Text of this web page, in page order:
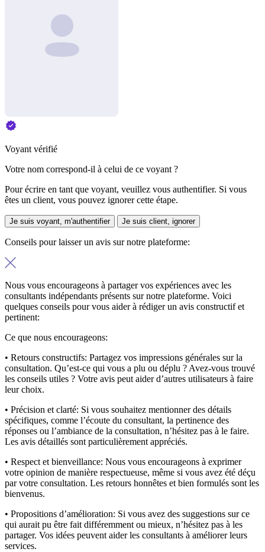
Voyant vérifié
Votre nom correspond-il à celui de ce voyant ?
Pour écrire en tant que voyant, veuillez vous authentifier. Si vous
êtes un client, vous pouvez ignorer cette étape.
Je suis voyant, m'authentifier Je suis client, ignorer
Conseils pour laisser un avis sur notre plateforme:
Nous vous encourageons à partager vos expériences avec les
consultants indépendants présents sur notre plateforme. Voici
quelques conseils pour vous aider à rédiger un avis constructif et
pertinent:
Ce que nous encourageons:
• Retours constructifs: Partagez vos impressions générales sur la
consultation. Qu’est-ce qui vous a plu ou déplu ? Avez-vous trouvé
les conseils utiles ? Votre avis peut aider d’autres utilisateurs à faire
leur choix.
• Précision et clarté: Si vous souhaitez mentionner des détails
spécifiques, comme l’écoute du consultant, la pertinence des
réponses ou l’ambiance de la consultation, n’hésitez pas à le faire.
Les avis détaillés sont particulièrement appréciés.
• Respect et bienveillance: Nous vous encourageons à exprimer
votre opinion de manière respectueuse, même si vous avez été déçu
par votre consultation. Les retours honnêtes et bien formulés sont les
bienvenus.
• Propositions d’amélioration: Si vous avez des suggestions sur ce
qui aurait pu être fait différemment ou mieux, n’hésitez pas à les
partager. Vos idées peuvent aider les consultants à améliorer leurs
services.